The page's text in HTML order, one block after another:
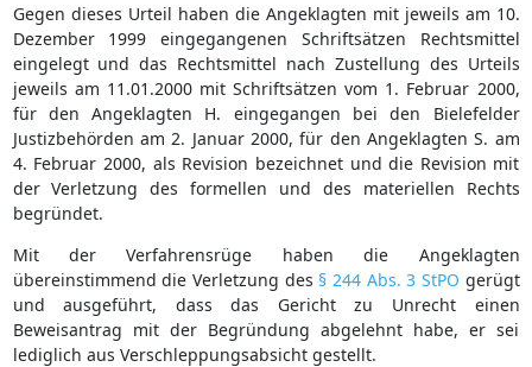
Gegen dieses Urteil haben die Angeklagten mit jeweils am 10.
Dezember 1999 eingegangenen Schriftsätzen Rechtsmittel
eingelegt und das Rechtsmittel nach Zustellung des Urteils
jeweils am 11.01.2000 mit Schriftsätzen vom 1. Februar 2000,
für den Angeklagten H. eingegangen bei den Bielefelder
Justizbehörden am 2. Januar 2000, für den Angeklagten S. am
4. Februar 2000, als Revision bezeichnet und die Revision mit
der Verletzung des formellen und des materiellen Rechts
begründet.
Mit der Verfahrensrüge haben die Angeklagten
übereinstimmend die Verletzung des § 244 Abs. 3 StPO gerügt
und ausgeführt, dass das Gericht zu Unrecht einen
Beweisantrag mit der Begründung abgelehnt habe, er sei
lediglich aus Verschleppungsabsicht gestellt.